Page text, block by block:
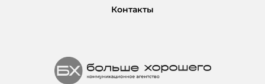
Контакты